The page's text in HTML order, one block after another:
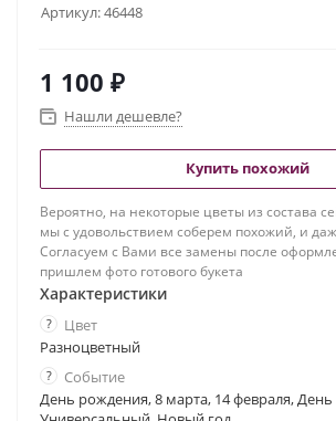
Артикул:46448
1 100 ₽
Нашли дешевле?
Купить похожий
Вероятно, на некоторые цветы из состава
мы с удовольствием соберем похожий, и
Согласуем с Вами все замены после
пришлем фото готового букета
Характеристики
?
Цвет
Разноцветный
?
Событие
День рождения, 8 марта, 14 февраля,